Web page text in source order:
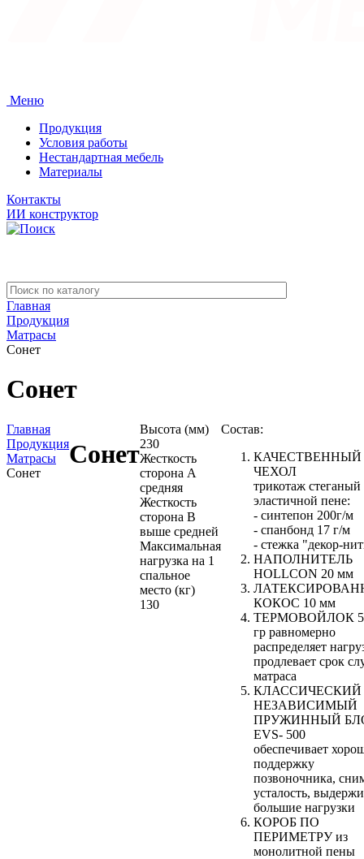
Меню
Продукция
Условия работы
Нестандартная мебель
Материалы
Контакты
ИИ конструктор
Главная
Продукция
Матрасы
Сонет
Сонет
Главная
Продукция
Матрасы
Сонет
Сонет
Высота (мм)
230
Жесткость
сторона A
средняя
Жесткость
сторона B
выше средней
Максимальная
нагрузка на 1
спальное
место (кг)
130
Состав:
КАЧЕСТВЕННЫЙ
ЧЕХОЛ
трикотаж стеганый
эластичной пене:
- синтепон 200г/м
- спанбонд 17 г/м
- стежка "декор-
НАПОЛНИТЕЛЬ
HOLLCON 20 мм
КОКОС 10 мм
ТЕРМОВОЙЛОК
гр равномерно
распределяет
продлевает срок
матраса
КЛАССИЧЕСКИЙ
НЕЗАВИСИМЫЙ
ПРУЖИННЫЙ
EVS- 500
обеспечивает
поддержку
позвоночника,
усталость,
большие нагрузки
КОРОБ ПО
ПЕРИМЕТРУ из
монолитной пены